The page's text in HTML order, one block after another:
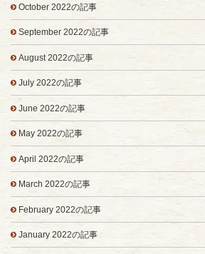
October 2022の記事
September 2022の記事
August 2022の記事
July 2022の記事
June 2022の記事
May 2022の記事
April 2022の記事
March 2022の記事
February 2022の記事
January 2022の記事